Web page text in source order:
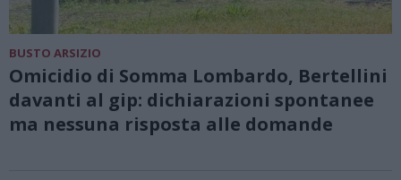
BUSTO ARSIZIO
Omicidio di Somma Lombardo, Bertellini
davanti al gip: dichiarazioni spontanee
ma nessuna risposta alle domande